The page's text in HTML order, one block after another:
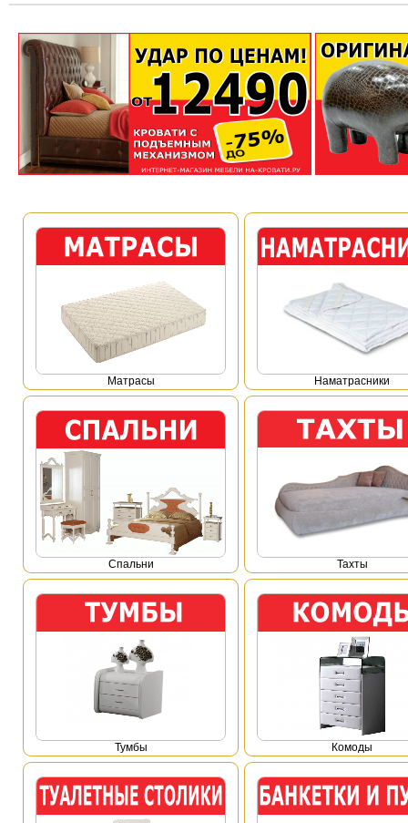
Mатрасы Наматрасники
Спальни Тахты
Тумбы Комоды